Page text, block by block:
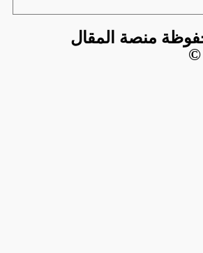
منصة المقال